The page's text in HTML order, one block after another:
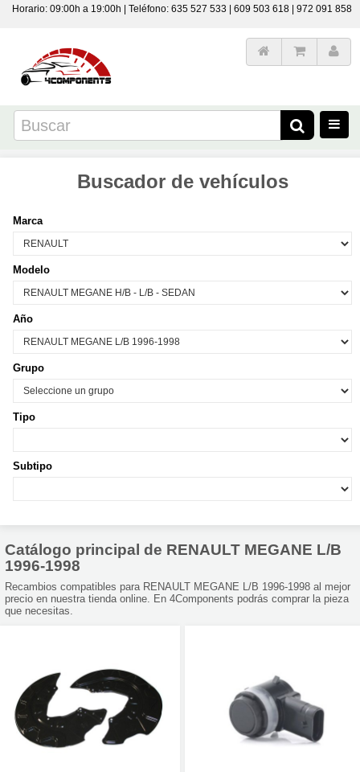
Horario: 09:00h a 19:00h | Teléfono: 635 527 533 | 609 503 618 | 972 091 858
Buscador de vehículos
Marca
Modelo
Año
Grupo
Tipo
Subtipo
Catálogo principal de RENAULT MEGANE L/B
1996-1998
Recambios compatibles para RENAULT MEGANE L/B 1996-1998 al mejor
precio en nuestra tienda online. En 4Components podrás comprar la pieza
que necesitas.